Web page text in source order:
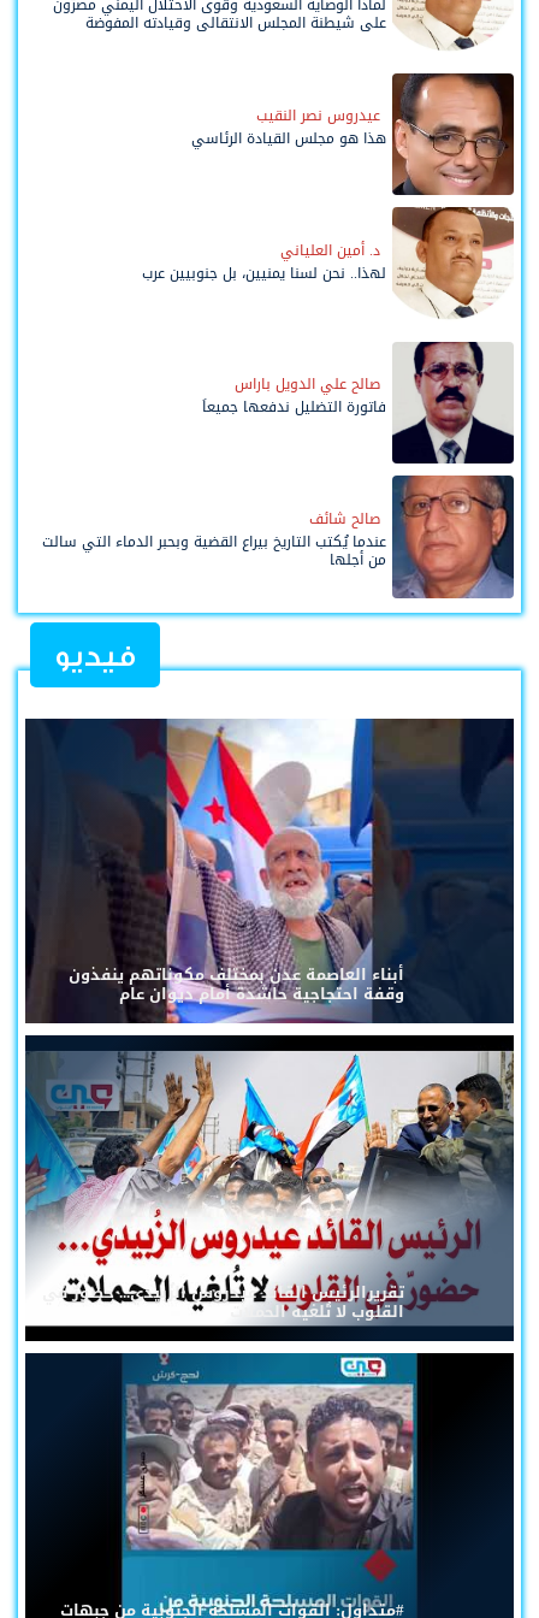
على شيطنة المجلس الانتقالي وقيادته المفوضة
عيدروس نصر النقيب
هذا هو مجلس القيادة الرئاسي
د. أمين العلياني
لهذا.. نحن لسنا يمنيين، بل جنوبيين عرب
صالح علي الدويل باراس
فاتورة التضليل ندفعها جميعاً
صالح شائف
عندما يُكتب التاريخ بيراع القضية وبحبر الدماء التي سالت
من أجلها
فيديو
أبناء العاصمة عدن بمختلف مكوناتهم ينفذون
وقفة احتجاجية حاشدة أمام ديوان عام
تقريرالرئيس القائد عيدروس الزُبيدي... حضورٌ في
القلوب لا تُلغيه الحملات
#متداول: القوات المسلحة الجنوبية من جبهات